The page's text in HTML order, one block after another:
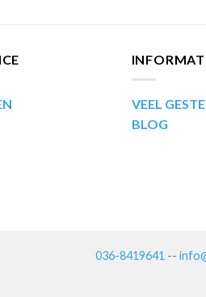
VEEL
BLOG
036-8419641 --